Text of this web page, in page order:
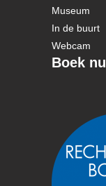
Museum
In de buurt
Webcam
Boek nu